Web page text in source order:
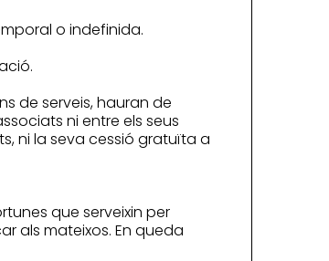
o indefinida.
de serveis, hauran de
ni entre els seus
ni la seva cessió gratuïta a
que serveixin per
als mateixos. En queda